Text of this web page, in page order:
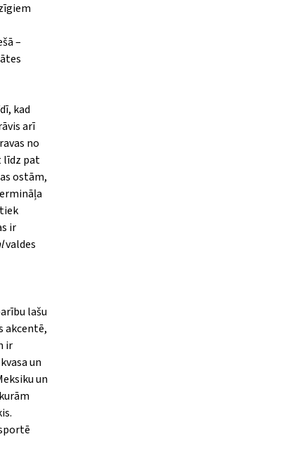
–
kad
arī
no
līdz pat
ostām,
ir
valdes
lašu
akcentē,
ir
un
un